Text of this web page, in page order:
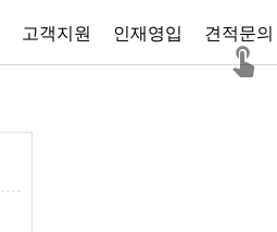
고객지원 인재영입 견적문의